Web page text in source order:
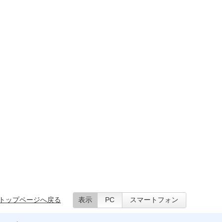
トップページへ戻る 表示 PC スマートフォン